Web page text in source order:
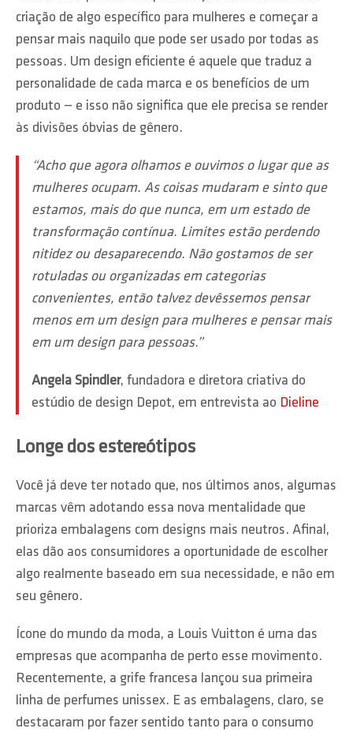
criação de algo específico para mulheres e começar a
pensar mais naquilo que pode ser usado por todas as
pessoas. Um design eficiente é aquele que traduz a
personalidade de cada marca e os benefícios de um
produto — e isso não significa que ele precisa se render
às divisões óbvias de gênero.
“Acho que agora olhamos e ouvimos o lugar que as
mulheres ocupam. As coisas mudaram e sinto que
estamos, mais do que nunca, em um estado de
transformação contínua. Limites estão perdendo
nitidez ou desaparecendo. Não gostamos de ser
rotuladas ou organizadas em categorias
convenientes, então talvez devêssemos pensar
menos em um design para mulheres e pensar mais
em um design para pessoas.”
Angela Spindler, fundadora e diretora criativa do
estúdio de design Depot, em entrevista ao Dieline
Longe dos estereótipos
Você já deve ter notado que, nos últimos anos, algumas
marcas vêm adotando essa nova mentalidade que
prioriza embalagens com designs mais neutros. Afinal,
elas dão aos consumidores a oportunidade de escolher
algo realmente baseado em sua necessidade, e não em
seu gênero.
Ícone do mundo da moda, a Louis Vuitton é uma das
empresas que acompanha de perto esse movimento.
Recentemente, a grife francesa lançou sua primeira
linha de perfumes unissex. E as embalagens, claro, se
destacaram por fazer sentido tanto para o consumo